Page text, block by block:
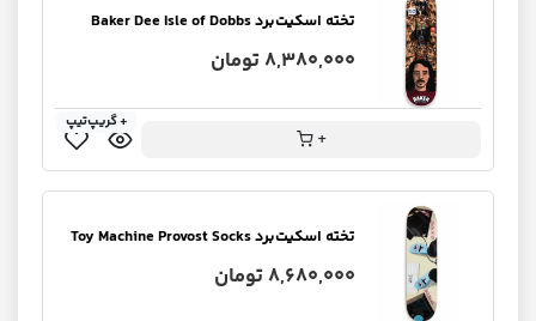
تخته اسکیت‌برد Baker Dee Isle of Dobbs
8,380,000 تومان
+
+ گریپ‌تیپ
تخته اسکیت‌برد Toy Machine Provost Socks
8,680,000 تومان